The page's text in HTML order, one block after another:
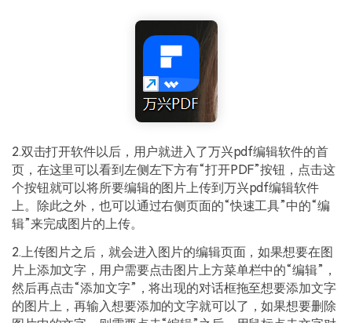
2.双击打开软件以后，用户就进入了万兴pdf编辑软件的首
页，在这里可以看到左侧左下方有“打开PDF”按钮，点击这
个按钮就可以将所要编辑的图片上传到万兴pdf编辑软件
上。除此之外，也可以通过右侧页面的“快速工具”中的“编
辑”来完成图片的上传。
2.上传图片之后，就会进入图片的编辑页面，如果想要在图
片上添加文字，用户需要点击图片上方菜单栏中的“编辑”，
然后再点击“添加文字”，将出现的对话框拖至想要添加文字
的图片上，再输入想要添加的文字就可以了，如果想要删除